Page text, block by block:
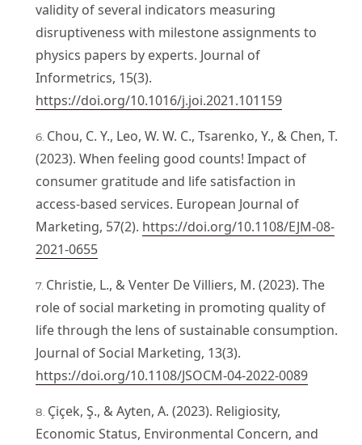
validity of several indicators measuring
disruptiveness with milestone assignments to
physics papers by experts. Journal of
Informetrics, 15(3).
https://doi.org/10.1016/j.joi.2021.101159
Chou, C. Y., Leo, W. W. C., Tsarenko, Y., & Chen, T.
(2023). When feeling good counts! Impact of
consumer gratitude and life satisfaction in
access-based services. European Journal of
Marketing, 57(2). https://doi.org/10.1108/EJM-08-
2021-0655
Christie, L., & Venter De Villiers, M. (2023). The
role of social marketing in promoting quality of
life through the lens of sustainable consumption.
Journal of Social Marketing, 13(3).
https://doi.org/10.1108/JSOCM-04-2022-0089
Çiçek, Ş., & Ayten, A. (2023). Religiosity,
Economic Status, Environmental Concern, and